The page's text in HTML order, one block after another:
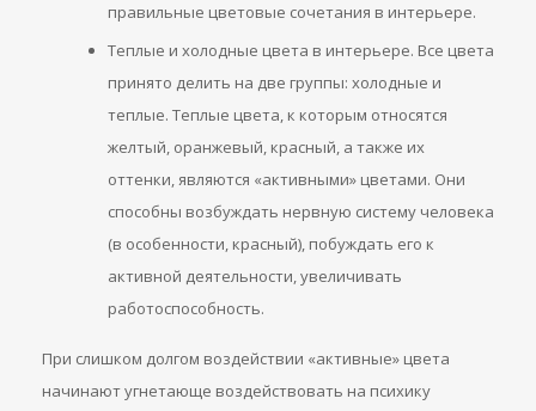
правильные цветовые сочетания в интерьере.
Теплые и холодные цвета в интерьере. Все цвета
принято делить на две группы: холодные и
теплые. Теплые цвета, к которым относятся
желтый, оранжевый, красный, а также их
оттенки, являются «активными» цветами. Они
способны возбуждать нервную систему человека
(в особенности, красный), побуждать его к
активной деятельности, увеличивать
работоспособность.
При слишком долгом воздействии «активные» цвета
начинают угнетающе воздействовать на психику